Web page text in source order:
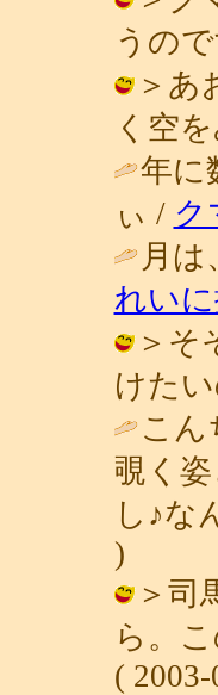
うの
＞あ
く空
年に
ぃ / ク
月
れい
＞そ
けた
こん
覗く
し♪な
)
＞司
ら。
(